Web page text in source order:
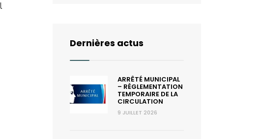
Dernières actus
ARRÊTÉ MUNICIPAL
– RÉGLEMENTATION
TEMPORAIRE DE LA
CIRCULATION
9 JUILLET 2026